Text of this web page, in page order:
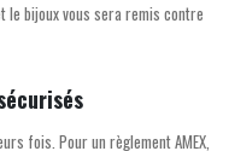
bijoux vous sera remis contre
fois. Pour un règlement AMEX,